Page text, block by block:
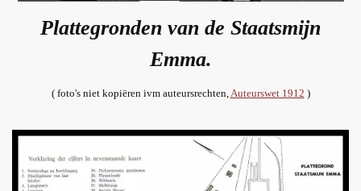
Plattegronden van de Staatsmijn
Emma.
( foto's niet kopiëren ivm auteursrechten,Auteurswet 1912 )